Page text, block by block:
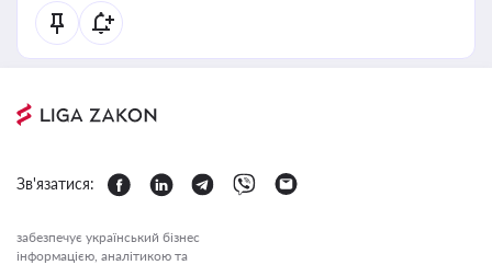
Зв'язатися:
забезпечує український бізнес
інформацією, аналітикою та